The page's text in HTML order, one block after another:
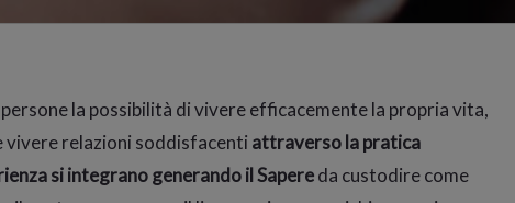
la possibilità di vivere efficacemente la propria vita,
vivere relazioni soddisfacenti attraverso la pratica
si integrano generando il Sapereda custodire come